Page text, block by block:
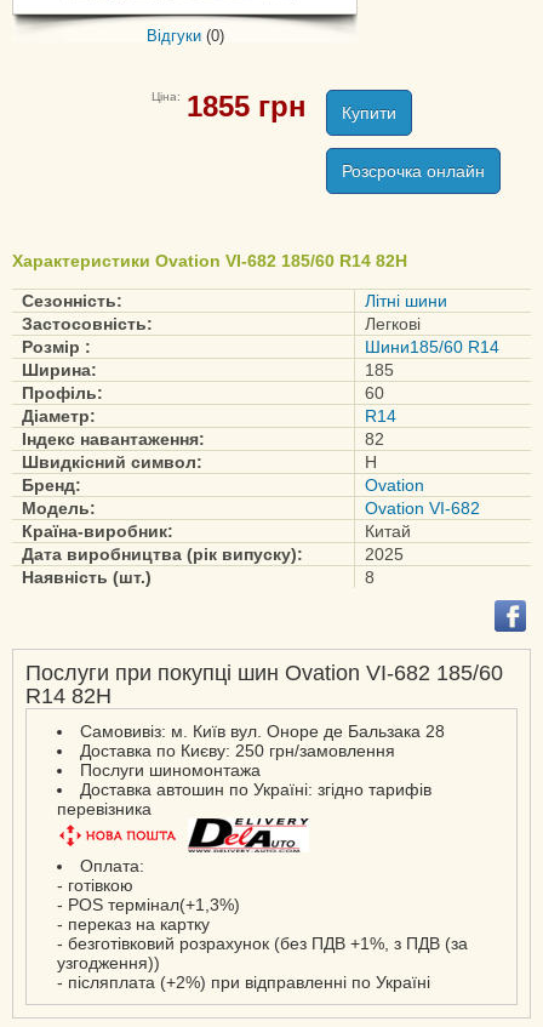
Відгуки(0)
Ціна: 1855 грн Купити
Розсрочка онлайн
Характеристики Ovation VI-682 185/60 R14 82H
Сезонність:
Літні шини
Застосовність:
Легкові
Розмір :
Шини185/60 R14
Ширина:
185
Профіль:
60
Діаметр:
R14
Індекс навантаження:
82
Швидкісний символ:
H
Бренд:
Ovation
Модель:
Ovation VI-682
Країна-виробник:
Китай
Дата виробництва (рік випуску):
2025
Наявність (шт.)
8
Послуги при покупці шин Ovation VI-682 185/60
R14 82H
Самовивіз: м. Київ вул. Оноре де Бальзака 28
Доставка по Києву: 250 грн/замовлення
Послуги шиномонтажа
Доставка автошин по Україні: згідно тарифів
перевізника
Оплата:
- готівкою
- POS термінал(+1,3%)
- переказ на картку
- безготівковий розрахунок (без ПДВ +1%, з ПДВ (за
узгодження))
- післяплата (+2%) при відправленні по Україні